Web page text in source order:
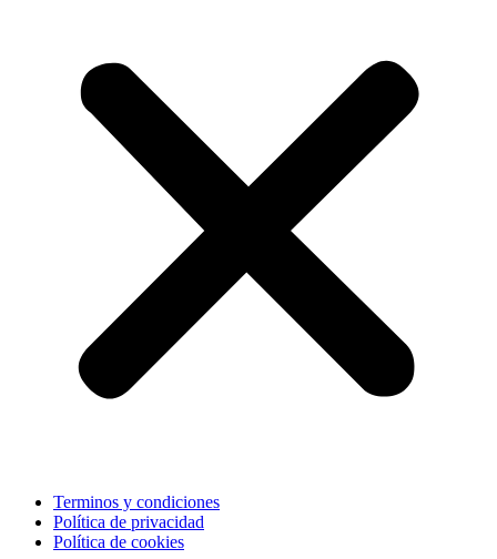
Terminos y condiciones
Política de privacidad
Política de cookies